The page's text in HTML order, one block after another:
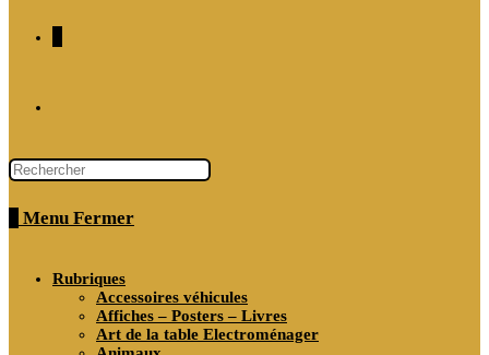
website
Menu Fermer
Rubriques
Accessoires véhicules
Affiches – Posters – Livres
Art de la table Electroménager